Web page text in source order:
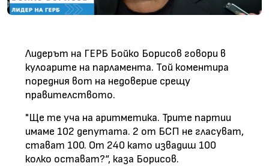
Лидерът на ГЕРБ Бойко Борисов говори в
кулоарите на парламента. Той коментира
поредния вот на недоверие срещу
правителството.
"Ще те уча на аритметика. Трите партии
имаме 102 депутата. 2 от БСП не гласуват,
стават 100. От 240 като извадиш 100
колко остават?“, каза Борисов.